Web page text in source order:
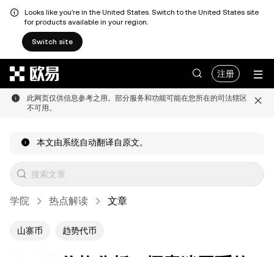
Looks like you're in the United States. Switch to the United States site
for products available in your region.
Switch site
注册
此网页仅供信息参考之用。部分服务和功能可能在您所在的司法辖区
不可用。
本文由系统自动翻译自原文。
学院 热点解读 文章
山寨币 趋势代币